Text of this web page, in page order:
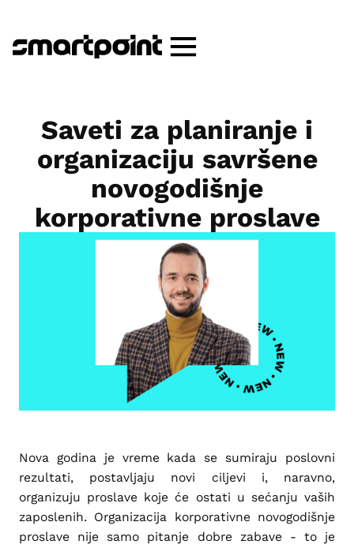
Saveti za planiranje i
organizaciju savršene
novogodišnje
korporativne proslave
Nova godina je vreme kada se sumiraju poslovni
rezultati, postavljaju novi ciljevi i, naravno,
organizuju proslave koje će ostati u sećanju vaših
zaposlenih. Organizacija korporativne novogodišnje
proslave nije samo pitanje dobre zabave - to je